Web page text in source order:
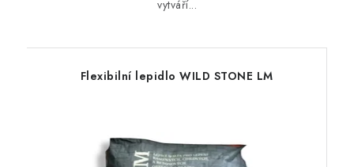
vytváří...
Flexibilní lepidlo WILD STONE LM